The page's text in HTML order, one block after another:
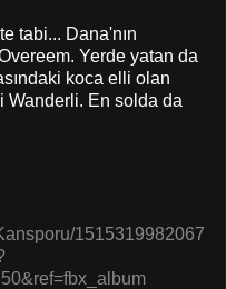
tabi... Dana'nın
Yerde yatan da
koca elli olan
Wanderli. En solda da
1515319982067